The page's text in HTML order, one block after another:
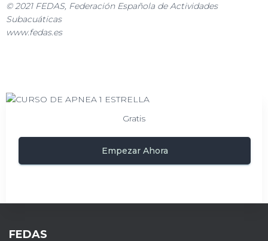
© 2021 FEDAS, Federación Española de Actividades
Subacuáticas
www.fedas.es
Gratis
Empezar Ahora
FEDAS